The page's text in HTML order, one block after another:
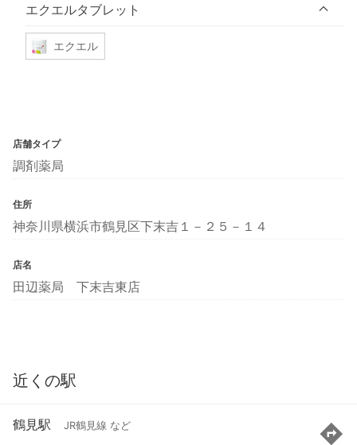
エクエルタブレット
エクエル
店舗タイプ
調剤薬局
住所
神奈川県横浜市鶴見区下末吉１－２５－１４
店名
田辺薬局 下末吉東店
近くの駅
鶴見駅 JR鶴見線 など